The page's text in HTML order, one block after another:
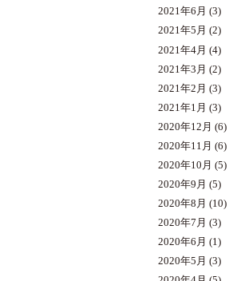
2021年6月 (3)
2021年5月 (2)
2021年4月 (4)
2021年3月 (2)
2021年2月 (3)
2021年1月 (3)
2020年12月 (6)
2020年11月 (6)
2020年10月 (5)
2020年9月 (5)
2020年8月 (10)
2020年7月 (3)
2020年6月 (1)
2020年5月 (3)